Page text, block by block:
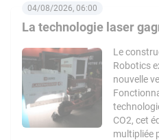
La technologie laser
04/08/2026, 06:00
Le
Robotics
nouvelle
CO2, cet
multipliée